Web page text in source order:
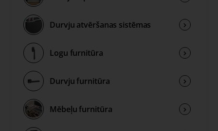
Durvju atvēršanas sistēmas
Logu furnitūra
Durvju furnitūra
Mēbeļu furnitūra